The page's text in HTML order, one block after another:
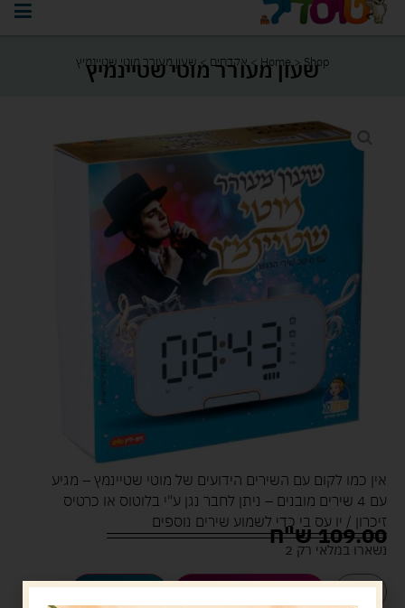
Home>Shop
>אקדחים>שעון מעורר מוטי שטיינמיץ
שעון מעורר מוטי שטיינמיץ
אין כמו לקום עם השירים הידועים של מוטי שטיינמץ – מגיע
עם 4 שירים מובנים – ניתן לחבר נגן ע"י בלוטוס או כרטיס
זיכרון / יו עס בי כדי לשמוע שירים נוספים
109.00ש"ח
נשארו במלאי רק 2
קנה עכשיו הוספה לסל